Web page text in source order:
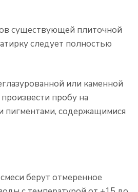
существующей плиточной
следует полностью
или каменной
пробу на
пигментами, содержащимися
берут отмеренное